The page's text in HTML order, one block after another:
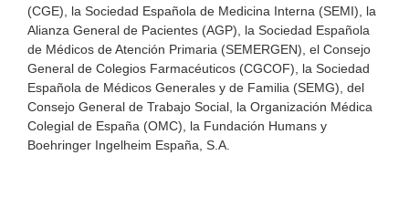
(CGE), la Sociedad Española de Medicina Interna (SEMI), la
Alianza General de Pacientes (AGP), la Sociedad Española
de Médicos de Atención Primaria (SEMERGEN), el Consejo
General de Colegios Farmacéuticos (CGCOF), la Sociedad
Española de Médicos Generales y de Familia (SEMG), del
Consejo General de Trabajo Social, la Organización Médica
Colegial de España (OMC), la Fundación Humans y
Boehringer Ingelheim España, S.A.